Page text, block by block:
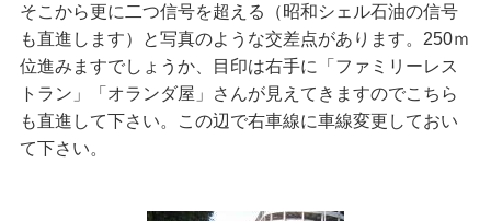
そこから更に二つ信号を超える（昭和シェル石油の信号
も直進します）と写真のような交差点があります。250ｍ
位進みますでしょうか、目印は右手に「ファミリーレス
トラン」「オランダ屋」さんが見えてきますのでこちら
も直進して下さい。この辺で右車線に車線変更しておい
て下さい。